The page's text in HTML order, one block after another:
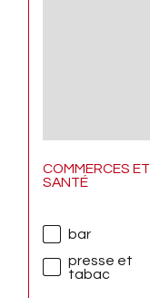
COMMERCES ET
SANTÉ
bar
presse et
tabac